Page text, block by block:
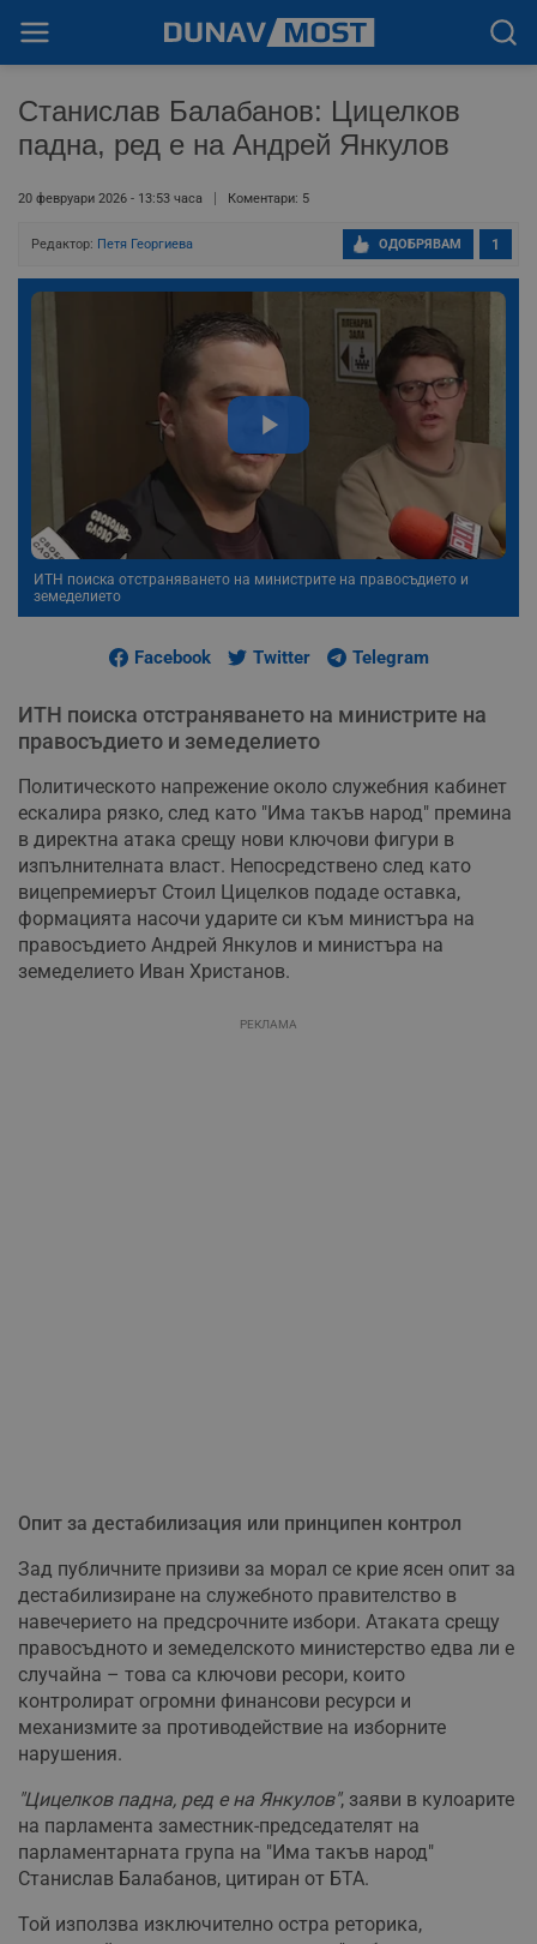
Станислав Балабанов: Цицелков
падна, ред е на Андрей Янкулов
20 февруари 2026 - 13:53 часа Коментари: 5
Редактор: Петя Георгиева 1
ОДОБРЯВАМ
ИТН поиска отстраняването на министрите на правосъдието и
земеделието
Facebook Twitter Telegram
ИТН поиска отстраняването на министрите на
правосъдието и земеделието
Политическото напрежение около служебния кабинет
ескалира рязко, след като "Има такъв народ" премина
в директна атака срещу нови ключови фигури в
изпълнителната власт. Непосредствено след като
вицепремиерът Стоил Цицелков подаде оставка,
формацията насочи ударите си към министъра на
правосъдието Андрей Янкулов и министъра на
земеделието Иван Христанов.
РЕКЛАМА
Опит за дестабилизация или принципен контрол
Зад публичните призиви за морал се крие ясен опит за
дестабилизиране на служебното правителство в
навечерието на предсрочните избори. Атаката срещу
правосъдното и земеделското министерство едва ли е
случайна – това са ключови ресори, които
контролират огромни финансови ресурси и
механизмите за противодействие на изборните
нарушения.
"Цицелков падна, ред е на Янкулов", заяви в кулоарите
на парламента заместник-председателят на
парламентарната група на "Има такъв народ"
Станислав Балабанов, цитиран от БТА.
Той използва изключително остра реторика,